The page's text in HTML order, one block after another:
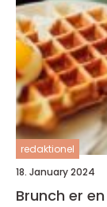
redaktionel
18. January 2024
Brunch er